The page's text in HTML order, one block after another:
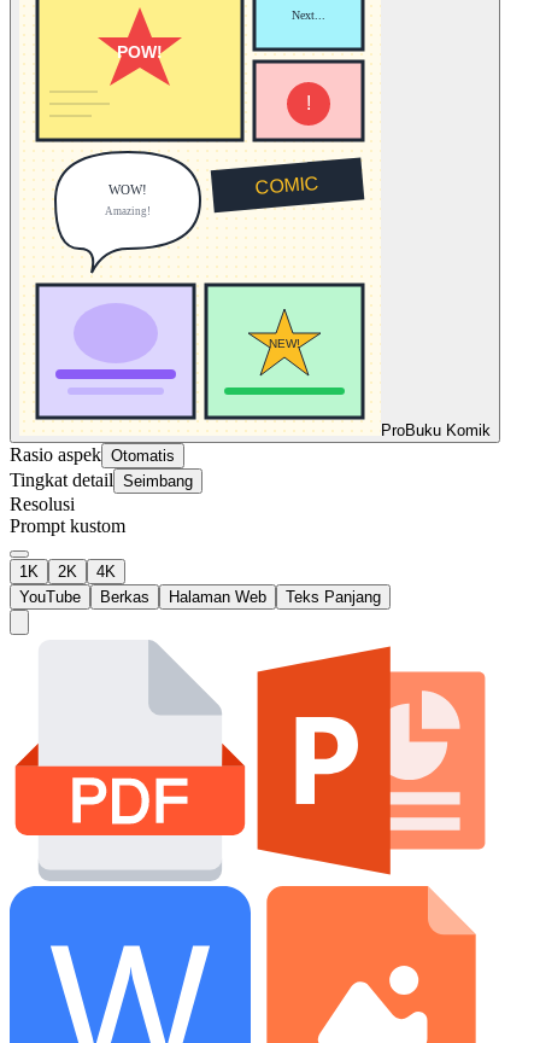
ProBuku Komik
Rasio aspek Otomatis
Tingkat detail Seimbang
Resolusi
Prompt kustom
1K 2K
4K
YouTube
Berkas Halaman Web Teks Panjang